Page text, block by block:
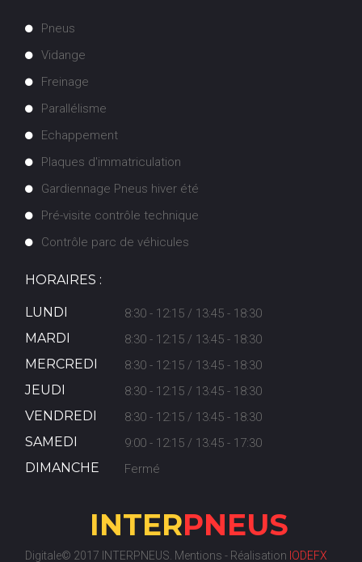
Pneus
Vidange
Freinage
Parallélisme
Echappement
Plaques d'immatriculation
Gardiennage Pneus hiver été
Pré-visite contrôle technique
Contrôle parc de véhicules
HORAIRES :
LUNDI 8:30 - 12:15 / 13:45 - 18:30
MARDI 8:30 - 12:15 / 13:45 - 18:30
MERCREDI 8:30 - 12:15 / 13:45 - 18:30
JEUDI 8:30 - 12:15 / 13:45 - 18:30
VENDREDI 8:30 - 12:15 / 13:45 - 18:30
SAMEDI 9:00 - 12:15 / 13:45 - 17:30
DIMANCHE Fermé
INTERPNEUS
Digitale© 2017 INTERPNEUS. Mentions - Réalisation IODEFX